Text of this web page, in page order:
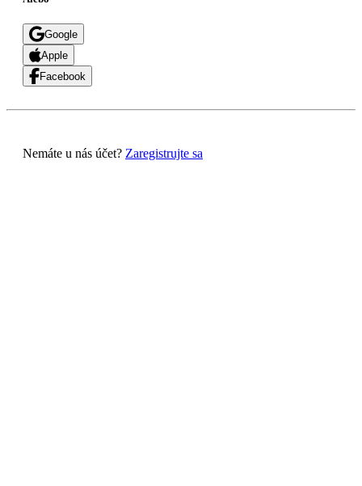
Google
Apple
Facebook
Nemáte u nás účet? Zaregistrujte sa